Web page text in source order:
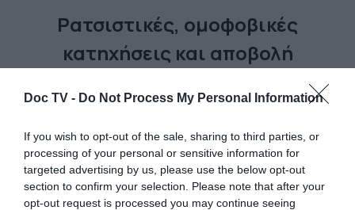
Doc TV - Do Not Process My Personal Information
If you wish to opt-out of the sale, sharing to third parties, or
processing of your personal or sensitive information for
targeted advertising by us, please use the below opt-out
section to confirm your selection. Please note that after your
opt-out request is processed you may continue seeing
Ρατσιστικές, ομοφοβικές
κατηχήσεις και αποβολή
Από την Φωτεινή Λαμπρίδη
31 Ιανουαρίου 2020